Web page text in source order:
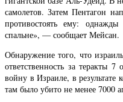
самолетов. Затем Пентагон
противостоять ему:
спальне», — сообщает Мейсан.
Обнаружение того, что
ответственность за теракты
войну в Израиле, в результате
там было убито не менее 7000